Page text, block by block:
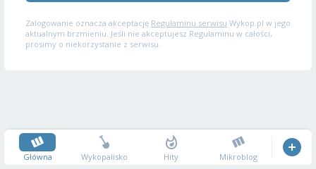
Zalogowanie oznacza akceptację Regulaminu serwisu Wykop.pl w jego
aktualnym brzmieniu. Jeśli nie akceptujesz Regulaminu w całości,
prosimy o niekorzystanie z serwisu.
Główna Wykopalisko Hity Mikroblog